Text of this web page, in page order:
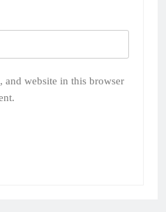
and website in this browser